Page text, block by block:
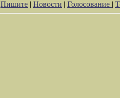
Пишите | Новости | Голосование |